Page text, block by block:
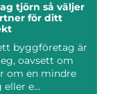
så väljer
för ditt
byggföretag är
oavsett om
om en mindre
e...